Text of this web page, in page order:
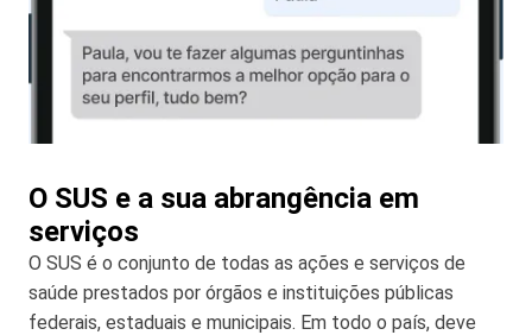
O SUS e a sua abrangência em
serviços
O SUS é o conjunto de todas as ações e serviços de
saúde prestados por órgãos e instituições públicas
federais, estaduais e municipais. Em todo o país, deve